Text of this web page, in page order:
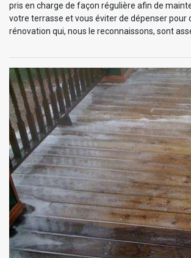
pris en charge de façon régulière afin de
votre terrasse et vous éviter de dépenser pour
rénovation qui, nous le reconnaissons, sont